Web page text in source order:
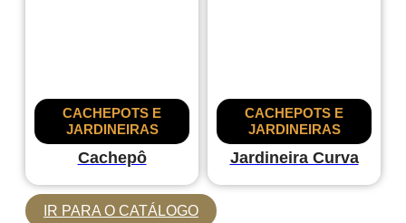
Cachepô
CACHEPOTS E
JARDINEIRAS
Jardineira Curva
CACHEPOTS E
JARDINEIRAS
IR PARA O CATÁLOGO